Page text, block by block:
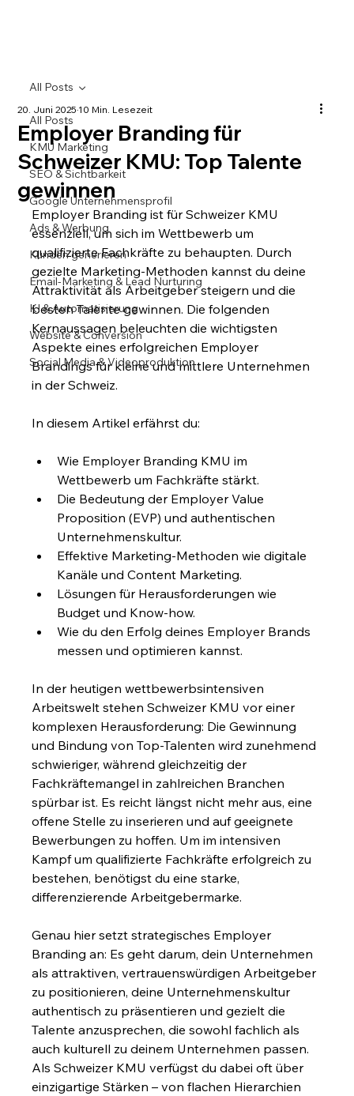
All Posts
KMU Marketing
SEO & Sichtbarkeit
Google Unternehmensprofil
Ads & Werbung
Kunden generieren
Email-Marketing & Lead Nurturing
KI & Automatisierung
Website & Conversion
Social Media & Videoproduktion
All Posts
Employer Branding für
Schweizer KMU: Top Talente
gewinnen
20. Juni 202510 Min. Lesezeit
Employer Branding ist für Schweizer KMU
essenziell, um sich im Wettbewerb um
qualifizierte Fachkräfte zu behaupten. Durch
gezielte Marketing-Methoden kannst du deine
Attraktivität als Arbeitgeber steigern und die
besten Talente gewinnen. Die folgenden
Kernaussagen beleuchten die wichtigsten
Aspekte eines erfolgreichen Employer
Brandings für kleine und mittlere Unternehmen
in der Schweiz.
In diesem Artikel erfährst du:
Wie Employer Branding KMU im
Wettbewerb um Fachkräfte stärkt.
Die Bedeutung der Employer Value
Proposition (EVP) und authentischen
Unternehmenskultur.
Effektive Marketing-Methoden wie digitale
Kanäle und Content Marketing.
Lösungen für Herausforderungen wie
Budget und Know-how.
Wie du den Erfolg deines Employer Brands
messen und optimieren kannst.
In der heutigen wettbewerbsintensiven
Arbeitswelt stehen Schweizer KMU vor einer
komplexen Herausforderung: Die Gewinnung
und Bindung von Top-Talenten wird zunehmend
schwieriger, während gleichzeitig der
Fachkräftemangel in zahlreichen Branchen
spürbar ist. Es reicht längst nicht mehr aus, eine
offene Stelle zu inserieren und auf geeignete
Bewerbungen zu hoffen. Um im intensiven
Kampf um qualifizierte Fachkräfte erfolgreich zu
bestehen, benötigst du eine starke,
differenzierende Arbeitgebermarke.
Genau hier setzt strategisches Employer
Branding an: Es geht darum, dein Unternehmen
als attraktiven, vertrauenswürdigen Arbeitgeber
zu positionieren, deine Unternehmenskultur
authentisch zu präsentieren und gezielt die
Talente anzusprechen, die sowohl fachlich als
auch kulturell zu deinem Unternehmen passen.
Als Schweizer KMU verfügst du dabei oft über
einzigartige Stärken – von flachen Hierarchien